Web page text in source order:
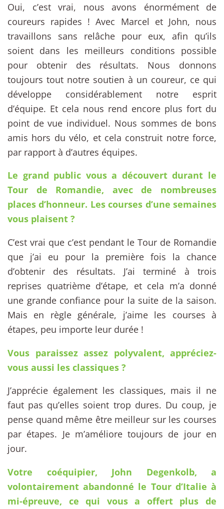
Oui, c’est vrai, nous avons énormément de
coureurs rapides ! Avec Marcel et John, nous
travaillons sans relâche pour eux, afin qu’ils
soient dans les meilleurs conditions possible
pour obtenir des résultats. Nous donnons
toujours tout notre soutien à un coureur, ce qui
développe considérablement notre esprit
d’équipe. Et cela nous rend encore plus fort du
point de vue individuel. Nous sommes de bons
amis hors du vélo, et cela construit notre force,
par rapport à d’autres équipes.
Le grand public vous a découvert durant le
Tour de Romandie, avec de nombreuses
places d’honneur. Les courses d’une semaines
vous plaisent ?
C’est vrai que c’est pendant le Tour de Romandie
que j’ai eu pour la première fois la chance
d’obtenir des résultats. J’ai terminé à trois
reprises quatrième d’étape, et cela m’a donné
une grande confiance pour la suite de la saison.
Mais en règle générale, j’aime les courses à
étapes, peu importe leur durée !
Vous paraissez assez polyvalent, appréciez-
vous aussi les classiques ?
J’apprécie également les classiques, mais il ne
faut pas qu’elles soient trop dures. Du coup, je
pense quand même être meilleur sur les courses
par étapes. Je m’améliore toujours de jour en
jour.
Votre coéquipier, John Degenkolb, a
volontairement abandonné le Tour d’Italie à
mi-épreuve, ce qui vous a offert plus de